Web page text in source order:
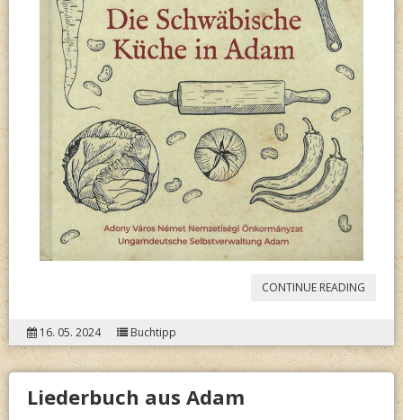
CONTINUE READING
KÜCHE
IN
ADAM”
16. 05. 2024 Buchtipp
Liederbuch aus Adam